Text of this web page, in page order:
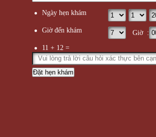
Ngày hẹn khám
Giờ đến khám Giờ :
11 + 12 =